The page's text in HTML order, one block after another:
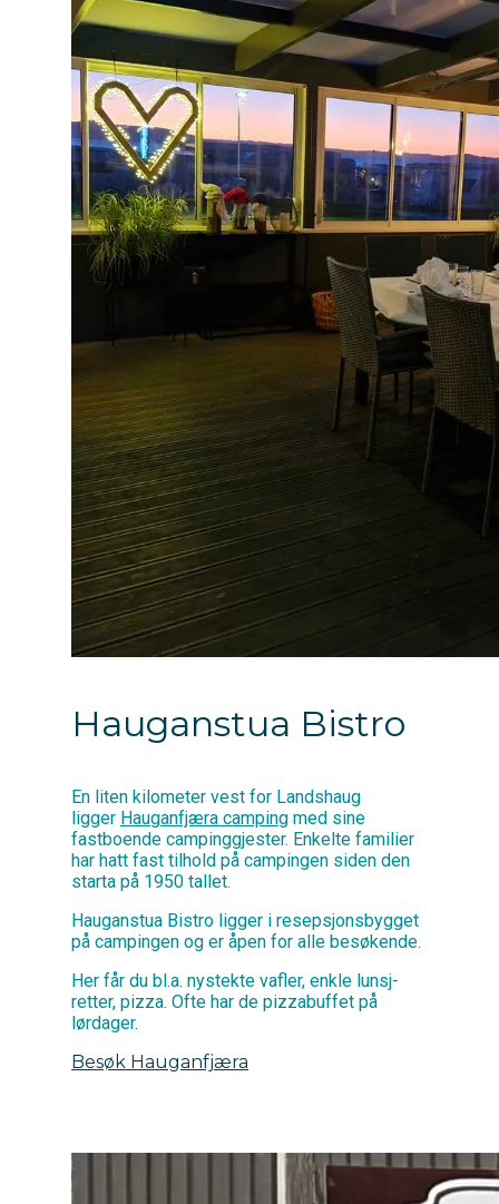
Hauganstua Bistro
En liten kilometer vest for Landshaug
ligger Hauganfjæra camping med sine
fastboende campinggjester. Enkelte familier
har hatt fast tilhold på campingen siden den
starta på 1950 tallet.
Hauganstua Bistro ligger i resepsjonsbygget
på campingen og er åpen for alle besøkende.
Her får du bl.a. nystekte vafler, enkle lunsj-
retter, pizza. Ofte har de pizzabuffet på
lørdager.
Besøk Hauganfjæra